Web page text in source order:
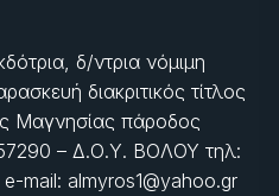
δ/ντρια νόμιμη
διακριτικός τίτλος
Μαγνησίας πάροδος
– Δ.Ο.Υ. ΒΟΛΟΥ τηλ:
mail: almyros1@yahoo.gr